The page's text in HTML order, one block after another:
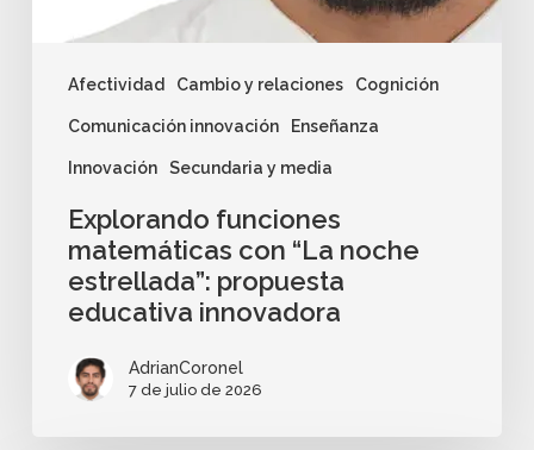
Afectividad Cambio y relaciones Cognición
Comunicación innovación Enseñanza
Innovación Secundaria y media
Explorando funciones
matemáticas con “La noche
estrellada”: propuesta
educativa innovadora
AdrianCoronel
7 de julio de 2026